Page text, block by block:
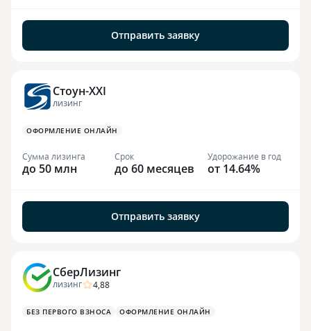
Отправить заявку
Стоун-XXI
ЛИЗИНГ
ОФОРМЛЕНИЕ ОНЛАЙН
Сумма лизинга
до 50 млн
Срок
до 60 месяцев
Удорожание в год
от 14.64%
Отправить заявку
СберЛизинг
ЛИЗИНГ 4,88
БЕЗ ПЕРВОГО ВЗНОСА ОФОРМЛЕНИЕ ОНЛАЙН